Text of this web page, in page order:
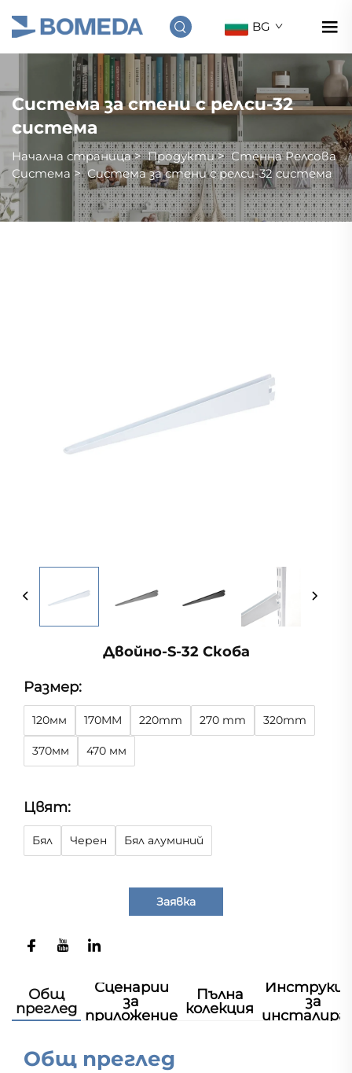
BG
Система за стени с релси-32
система
Начална страница>Продукти>Стенна Релсовa
Система >Система за стени с релси-32 система
Двойно-S-32 Скоба
Размер:
120мм 170MM 220mm 270 mm 320mm
370мм 470 мм
Цвят:
Бял Черен Бял алуминий
Заявка
Общ
преглед
Сценарии
за
приложение
Пълна
колекция
за
Общ преглед